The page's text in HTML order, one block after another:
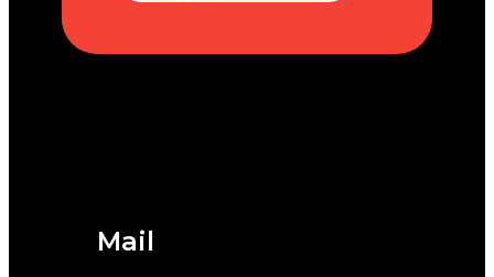
Mail